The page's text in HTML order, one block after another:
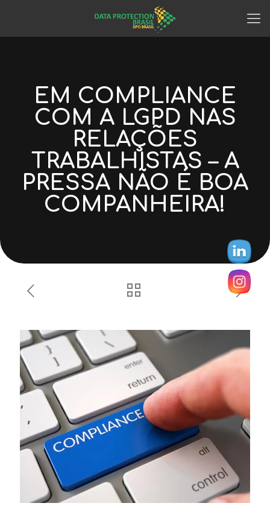
EM COMPLIANCE
COM A LGPD NAS
RELAÇÕES
TRABALHISTAS – A
PRESSA NÃO É BOA
COMPANHEIRA!